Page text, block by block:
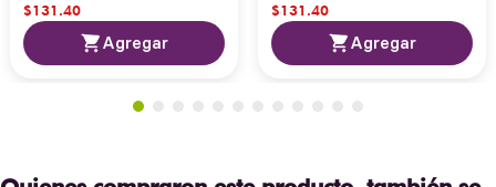
$131.40
Agregar
$131.40
Agregar